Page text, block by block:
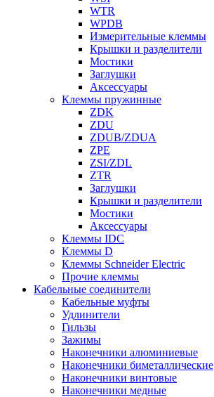
WTR
WPDB
Измерительные клеммы
Крышки и разделители
Мостики
Заглушки
Аксессуары
Клеммы пружинные
ZDK
ZDU
ZDUB/ZDUA
ZPE
ZSI/ZDL
ZTR
Заглушки
Крышки и разделители
Мостики
Аксессуары
Клеммы IDC
Клеммы D
Клеммы Schneider Electric
Прочие клеммы
Кабельные соединители
Кабельные муфты
Удлинители
Гильзы
Зажимы
Наконечники алюминиевые
Наконечники биметаллические
Наконечники винтовые
Наконечники медные